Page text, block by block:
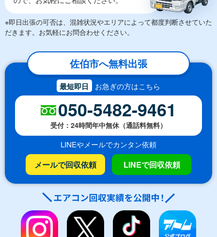
※即日出張の可否は、混雑状況やエリアによって都度判断させていた
だきます。お気軽にお問合わせください。
佐伯市へ無料出張
最短即日 お急ぎの方はこちら
050-5482-9461
受付：24時間年中無休（通話料無料）
LINEやメールでカンタン依頼
メールで回収依頼 LINEで回収依頼